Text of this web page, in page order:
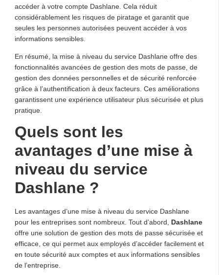
accéder à votre compte Dashlane. Cela réduit
considérablement les risques de piratage et garantit que
seules les personnes autorisées peuvent accéder à vos
informations sensibles.
En résumé, la mise à niveau du service Dashlane offre des
fonctionnalités avancées de gestion des mots de passe, de
gestion des données personnelles et de sécurité renforcée
grâce à l’authentification à deux facteurs. Ces améliorations
garantissent une expérience utilisateur plus sécurisée et plus
pratique.
Quels sont les
avantages d’une mise à
niveau du service
Dashlane ?
Les avantages d’une mise à niveau du service Dashlane
pour les entreprises sont nombreux. Tout d’abord, Dashlane
offre une solution de gestion des mots de passe sécurisée et
efficace, ce qui permet aux employés d’accéder facilement et
en toute sécurité aux comptes et aux informations sensibles
de l’entreprise.